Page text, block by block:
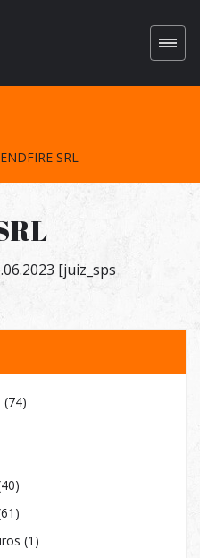
SRL
[juiz_sps
(74)
(1)